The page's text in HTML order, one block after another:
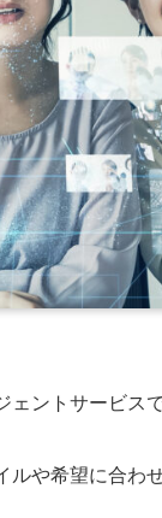
ントサービスで
や希望に合わ